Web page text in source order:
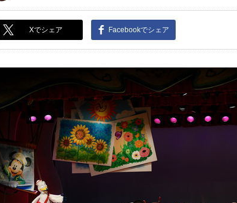
Xでシェア Facebookでシェア